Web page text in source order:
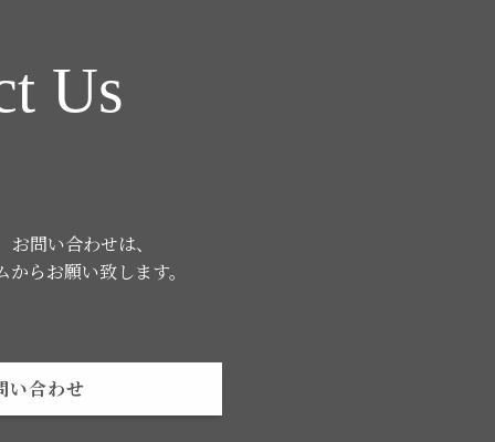
Us
問い合わせは、
らお願い致します。
い合わせ